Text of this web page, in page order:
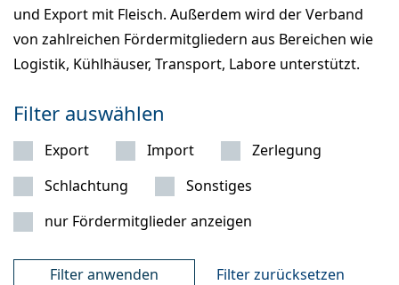
und Export mit Fleisch. Außerdem wird der Verband
von zahlreichen Fördermitgliedern aus Bereichen wie
Logistik, Kühlhäuser, Transport, Labore unterstützt.
Filter auswählen
Export Import
Zerlegung
Schlachtung
Sonstiges
nur Fördermitglieder anzeigen
Filter zurücksetzen